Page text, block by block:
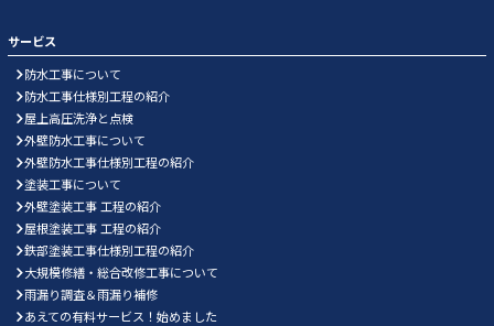
サービス
防水工事について
防水工事仕様別工程の紹介
屋上高圧洗浄と点検
外壁防水工事について
外壁防水工事仕様別工程の紹介
塗装工事について
外壁塗装工事 工程の紹介
屋根塗装工事 工程の紹介
鉄部塗装工事仕様別工程の紹介
大規模修繕・総合改修工事について
雨漏り調査＆雨漏り補修
あえての有料サービス！始めました